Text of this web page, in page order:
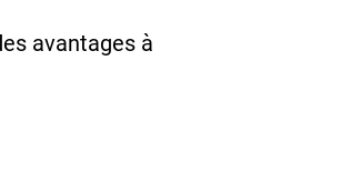
avantages à